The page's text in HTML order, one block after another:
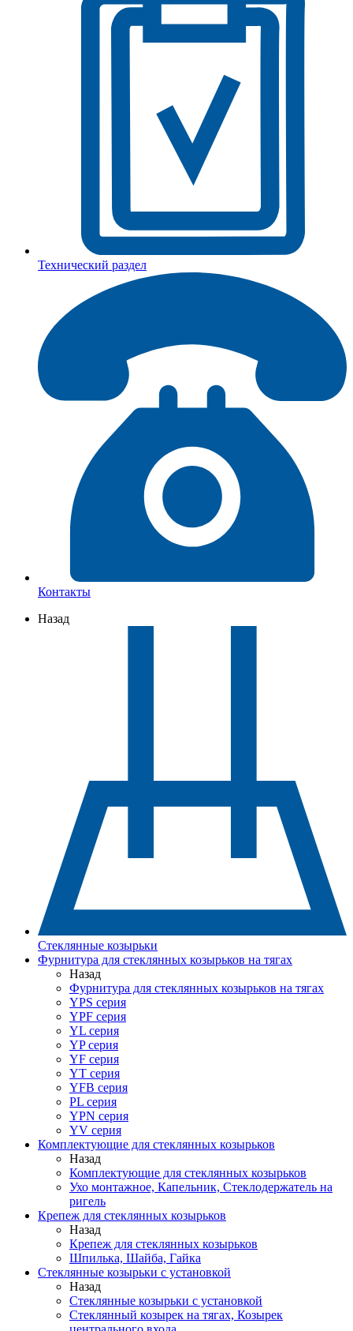
Технический раздел
Контакты
Назад
Стеклянные козырьки
Фурнитура для стеклянных козырьков на тягах
Назад
Фурнитура для стеклянных козырьков на тягах
YPS серия
YPF серия
YL серия
YP серия
YF серия
YT серия
YFB серия
PL серия
YPN серия
YV серия
Комплектующие для стеклянных козырьков
Назад
Комплектующие для стеклянных козырьков
Ухо монтажное, Капельник, Стеклодержатель на
ригель
Крепеж для стеклянных козырьков
Назад
Крепеж для стеклянных козырьков
Шпилька, Шайба, Гайка
Стеклянные козырьки с установкой
Назад
Стеклянные козырьки с установкой
Стеклянный козырек на тягах, Козырек